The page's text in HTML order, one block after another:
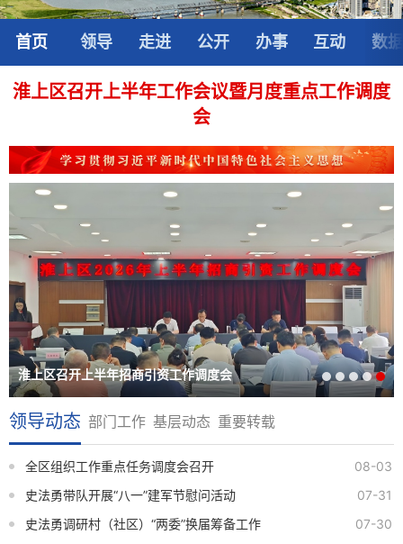
首页 领导 走进 公开 办事 互动 数
淮上区召开上半年工作会议暨月度重点工作调度
会
淮上区召开上半年招商引资工作调度会
领导动态 部门工作 基层动态 重要转载
全区组织工作重点任务调度会召开
08-03
史法勇带队开展“八一”建军节慰问活动
07-31
史法勇调研村（社区）“两委”换届筹备工作
07-30